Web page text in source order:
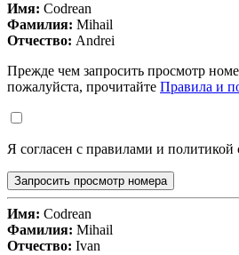
Имя: Codrean
Фамилия: Mihail
Отчество: Andrei
Прежде чем запросить просмотр
пожалуйста, прочитайте Правила и
Я согласен с правилами и политикой
Запросить просмотр номера
Имя: Codrean
Фамилия: Mihail
Отчество: Ivan